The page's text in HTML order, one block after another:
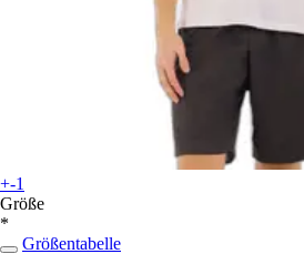
+-1
Größe
*
Größentabelle